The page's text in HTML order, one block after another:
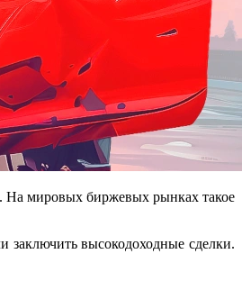
На мировых биржевых рынках такое
высокодоходные сделки.